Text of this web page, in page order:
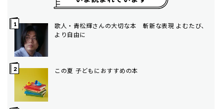
歌人・青松輝さんの大切な本 斬新な表現 よむたび、
より自由に
この夏 子どもにおすすめの本